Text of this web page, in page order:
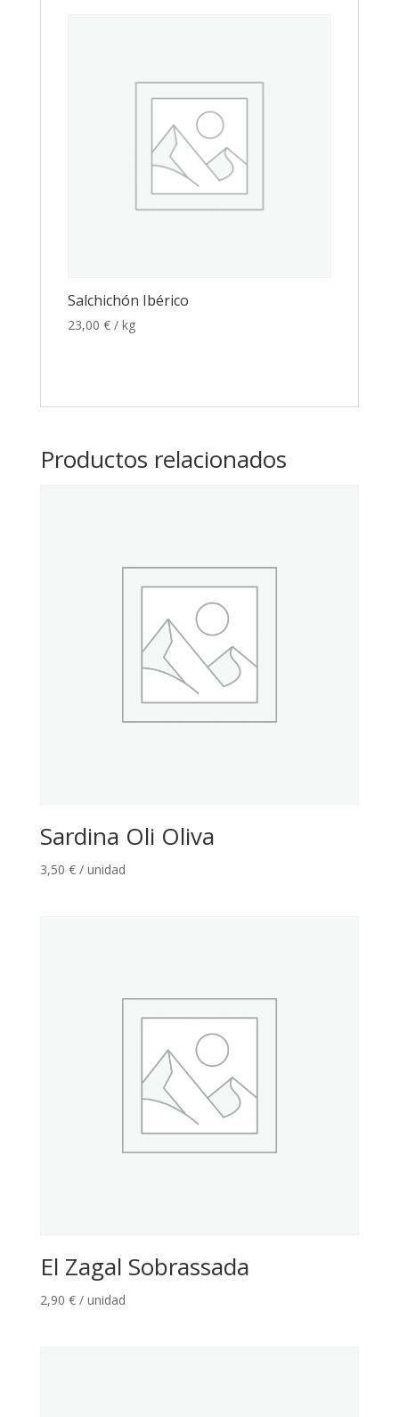
Salchichón Ibérico
23,00 € / kg
Productos relacionados
Sardina Oli Oliva
3,50 € / unidad
El Zagal Sobrassada
2,90 € / unidad